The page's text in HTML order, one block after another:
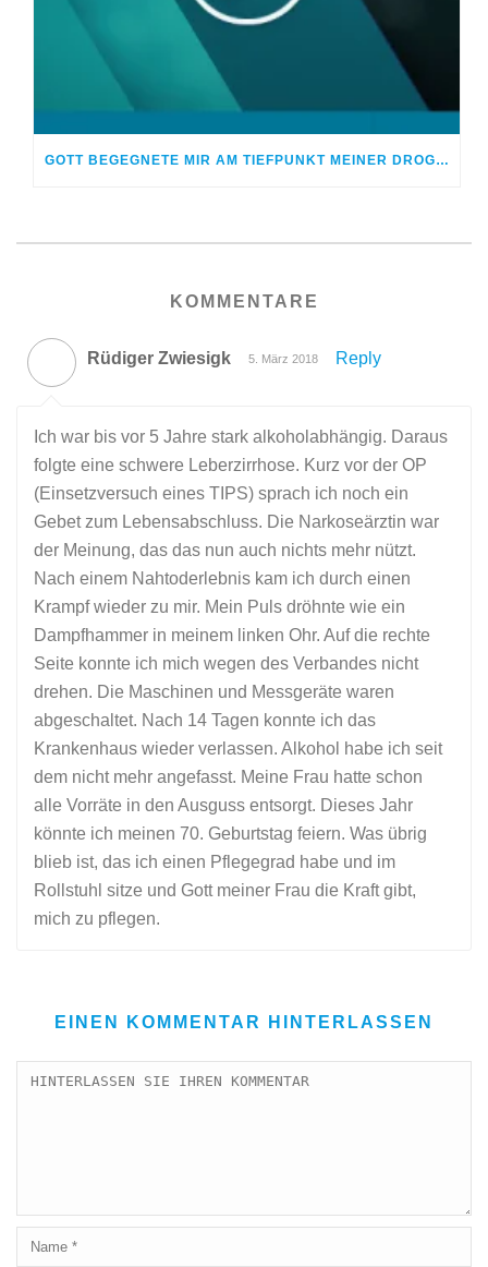
GOTT BEGEGNETE MIR AM TIEFPUNKT MEINER DROGENSUCHT
KOMMENTARE
Rüdiger Zwiesigk 5. März 2018 Reply
Ich war bis vor 5 Jahre stark alkoholabhängig. Daraus
folgte eine schwere Leberzirrhose. Kurz vor der OP
(Einsetzversuch eines TIPS) sprach ich noch ein
Gebet zum Lebensabschluss. Die Narkoseärztin war
der Meinung, das das nun auch nichts mehr nützt.
Nach einem Nahtoderlebnis kam ich durch einen
Krampf wieder zu mir. Mein Puls dröhnte wie ein
Dampfhammer in meinem linken Ohr. Auf die rechte
Seite konnte ich mich wegen des Verbandes nicht
drehen. Die Maschinen und Messgeräte waren
abgeschaltet. Nach 14 Tagen konnte ich das
Krankenhaus wieder verlassen. Alkohol habe ich seit
dem nicht mehr angefasst. Meine Frau hatte schon
alle Vorräte in den Ausguss entsorgt. Dieses Jahr
könnte ich meinen 70. Geburtstag feiern. Was übrig
blieb ist, das ich einen Pflegegrad habe und im
Rollstuhl sitze und Gott meiner Frau die Kraft gibt,
mich zu pflegen.
EINEN KOMMENTAR HINTERLASSEN